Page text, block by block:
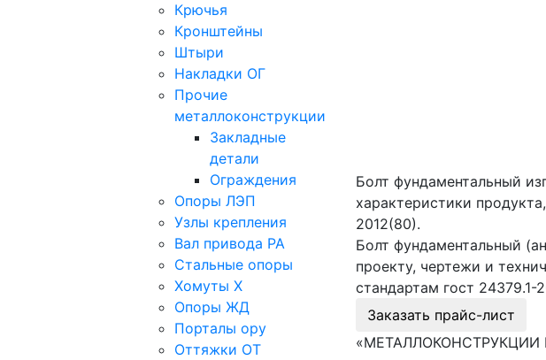
Крючья
Кронштейны
Штыри
Накладки ОГ
Прочие
металлоконструкции
Закладные
детали
Ограждения
Опоры ЛЭП
Узлы крепления
Вал привода РА
Стальные опоры
Хомуты Х
Опоры ЖД
Порталы ору
Оттяжки ОТ
Болт фундаментальный
характеристики
2012(80).
Болт фундаментальный
проекту, чертежи и
стандартам гост 24379.1-
Заказать прайс-лист
«МЕТАЛЛОКОНСТРУКЦИИ